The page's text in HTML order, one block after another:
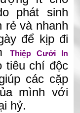
phát sinh
rẻ và nhanh
để kịp đi
Thiệp Cưới In
tiêu chí độc
các cặp
mình với
hỷ.